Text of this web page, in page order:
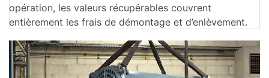
opération, les valeurs récupérables couvrent
entièrement les frais de démontage et d’enlèvement.